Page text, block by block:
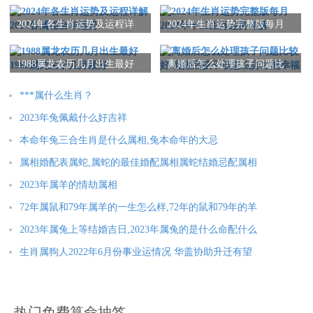
2024年各生肖运势及运程详
2024年生肖运势完整版每月
1988属龙农历几月出生最好
离婚后怎么处理孩子问题比
***属什么生肖？
2023年兔佩戴什么好吉祥
本命年兔三合生肖是什么属相,兔本命年的大忌
属相婚配表属蛇,属蛇的最佳婚配属相属蛇结婚忌配属相
2023年属羊的情劫属相
72年属鼠和79年属羊的一生怎么样,72年的鼠和79年的羊
2023年属兔上等结婚吉日,2023年属兔的是什么命配什么
生肖属狗人2022年6月份事业运情况 华盖协助升迁有望